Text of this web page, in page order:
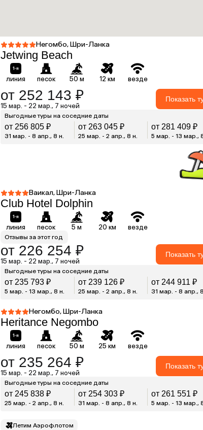
Негомбо, Шри-Ланка
Jetwing Beach
линия песок 50 м 12 км везде
от 252 143 ₽
15 мар. - 22 мар., 7 ночей
Показать
Выгодные туры на соседние даты
от 256 805 ₽
31 мар. - 8 апр., 8 н.
от 263 045 ₽
25 мар. - 2 апр., 8 н.
от 281 409 ₽
5 мар. - 13 мар.,
Ваикал, Шри-Ланка
Club Hotel Dolphin
линия песок 5 м 20 км везде
Отзывы за этот год
от 226 254 ₽
15 мар. - 22 мар., 7 ночей
Показать
Выгодные туры на соседние даты
от 235 793 ₽
5 мар. - 13 мар., 8 н.
от 239 126 ₽
25 мар. - 2 апр., 8 н.
от 244 911 ₽
31 мар. - 8 апр., 8
Негомбо, Шри-Ланка
Heritance Negombo
линия песок 50 м 25 км везде
от 235 264 ₽
15 мар. - 22 мар., 7 ночей
Показать
Выгодные туры на соседние даты
от 245 838 ₽
25 мар. - 2 апр., 8 н.
от 254 303 ₽
31 мар. - 8 апр., 8 н.
от 261 551 ₽
5 мар. - 13 мар.,
Летим Аэрофлотом